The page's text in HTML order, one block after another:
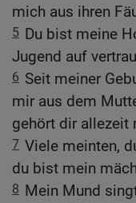
mich aus ihren
5 Du bist meine
Jugend auf
6 Seit meiner
mir aus dem
gehört dir allezeit
7 Viele meinten,
du bist mein
8 Mein Mund